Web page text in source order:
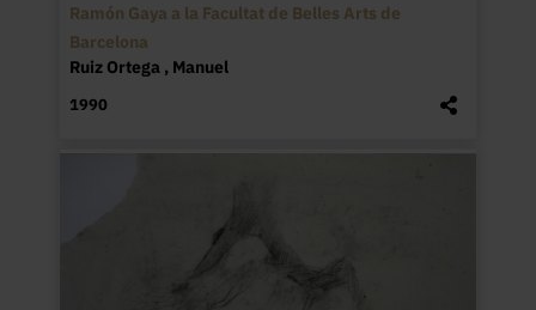
Ramón Gaya a la Facultat de Belles Arts de
Barcelona
Ruiz Ortega , Manuel
1990